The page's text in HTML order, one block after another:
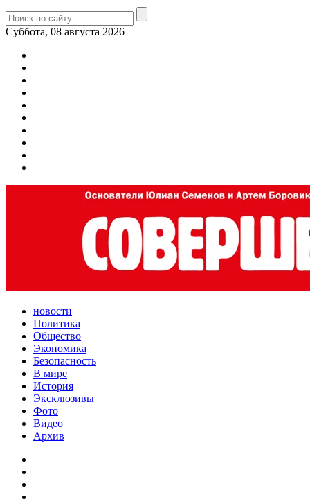
Суббота, 08 августа 2026
новости
Политика
Общество
Экономика
Безопасность
В мире
История
Эксклюзивы
Фото
Видео
Архив